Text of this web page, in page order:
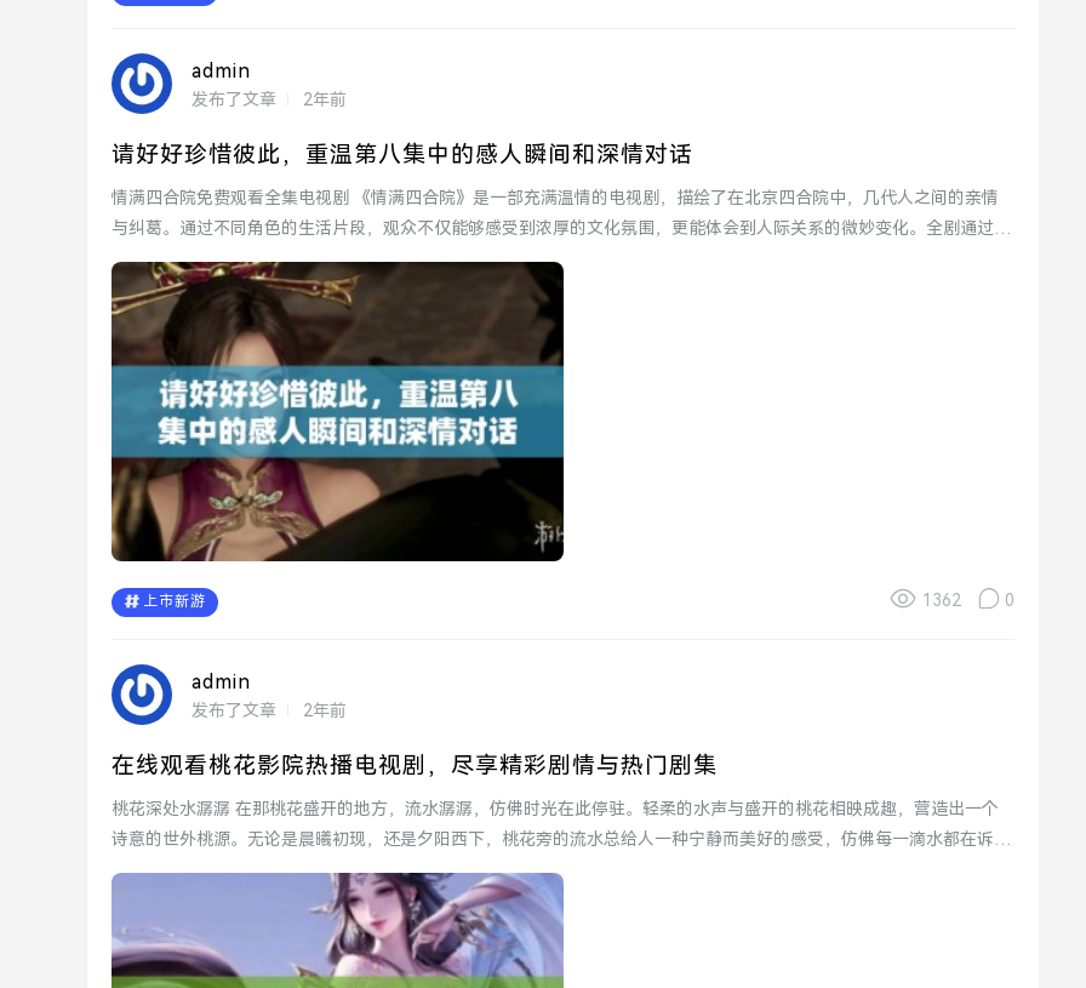
admin
发布了文章 2年前
请好好珍惜彼此，重温第八集中的感人瞬间和深情对话
情满四合院免费观看全集电视剧 《情满四合院》是一部充满温情的电视剧，描绘了在北京四合院中，几代人之间的亲情
与纠葛。通过不同角色的生活片段，观众不仅能够感受到浓厚的文化氛围，更能体会到人际关系的微妙变化。全剧通过幽
默...
上市新游 1362 0
admin
发布了文章 2年前
在线观看桃花影院热播电视剧，尽享精彩剧情与热门剧集
桃花深处水潺潺 在那桃花盛开的地方，流水潺潺，仿佛时光在此停驻。轻柔的水声与盛开的桃花相映成趣，营造出一个
诗意的世外桃源。无论是晨曦初现，还是夕阳西下，桃花旁的流水总给人一种宁静而美好的感受，仿佛每一滴水都在诉说
着...